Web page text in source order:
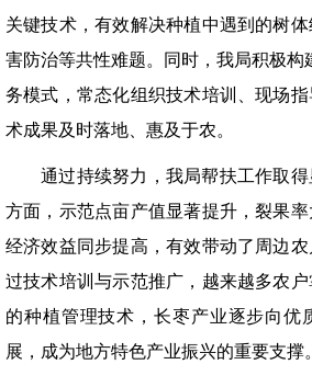
关键技术，有效解决种植中遇到的树
害防治等共性难题。同时，我局积极构
务模式，常态化组织技术培训、现场
术成果及时落地、惠及于农。
通过持续努力，我局帮扶工作取
方面，示范点亩产值显著提升，裂果
经济效益同步提高，有效带动了周边
过技术培训与示范推广，越来越多农
的种植管理技术，长枣产业逐步向优
展，成为地方特色产业振兴的重要支撑。